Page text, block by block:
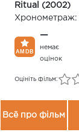
Ritual (2002)
Хронометраж:
—
немає
оцінок
Оцініть фільм:
Всё про фільм